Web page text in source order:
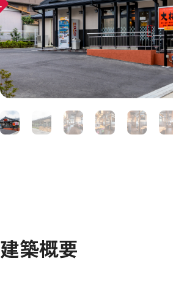
お問い合わせ
建築概要